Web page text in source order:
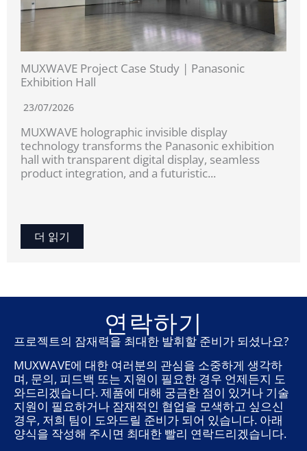
MUXWAVE Project Case Study | Panasonic
Exhibition Hall
23/07/2026
MUXWAVE holographic invisible display
technology transforms the Panasonic exhibition
hall with transparent digital display, seamless
product integration, and a futuristic...
더 읽기
연락하기
프로젝트의 잠재력을 최대한 발휘할 준비가 되셨나요?
MUXWAVE에 대한 여러분의 관심을 소중하게 생각하
며, 문의, 피드백 또는 지원이 필요한 경우 언제든지 도
와드리겠습니다. 제품에 대해 궁금한 점이 있거나 기술
지원이 필요하거나 잠재적인 협업을 모색하고 싶으신
경우, 저희 팀이 도와드릴 준비가 되어 있습니다. 아래
양식을 작성해 주시면 최대한 빨리 연락드리겠습니다.